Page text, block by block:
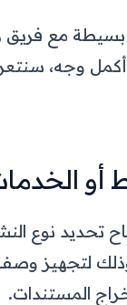
مع فريق
أكمل وجه،
أو
تحديد نوع
وذلك لتجهيز
المستندات.